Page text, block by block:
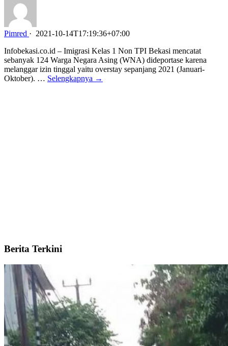
Pimred · 2021-10-14T17:19:36+07:00
Infobekasi.co.id – Imigrasi Kelas 1 Non TPI Bekasi mencatat
sebanyak 124 Warga Negara Asing (WNA) dideportase karena
melanggar izin tinggal yaitu overstay sepanjang 2021 (Januari-
Oktober). … Selengkapnya →
Berita Terkini